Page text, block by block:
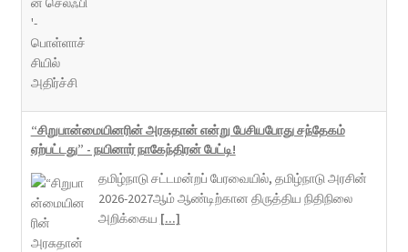
“சிறுபான்மையினரின் அரசுதான் என்று பேசியபோது சந்தேகம்
ஏற்பட்டது” - நயினார் நாகேந்திரன் பேட்டி!
தமிழ்நாடு சட்டமன்றப் பேரவையில், தமிழ்நாடு அரசின்
2026-2027ஆம் ஆண்டிற்கான திருத்திய நிதிநிலை
அறிக்கைய [...]